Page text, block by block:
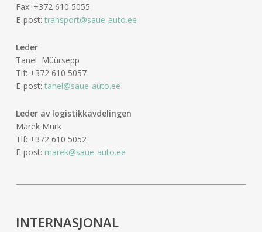
Fax: +372 610 5055
E-post: transport@saue-auto.ee
Leder
Tanel Müürsepp
Tlf: +372 610 5057
E-post: tanel@saue-auto.ee
Leder av logistikkavdelingen
Marek Mürk
Tlf: +372 610 5052
E-post: marek@saue-auto.ee
INTERNASJONAL